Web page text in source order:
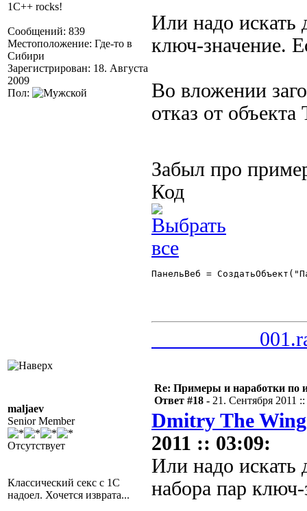
1C++ rocks!
Сообщений: 839
Местоположение: Где-то в
Сибири
Зарегистрирован: 18. Августа
2009
Пол:
Или надо искать
ключ-значение.
Во вложении
отказ от объекта
Забыл про
Код
ПанельВеб =
maljaev
Senior Member
Отсутствует
Классический секс с 1С
надоел. Хочется изврата...
Re: Примеры и наработки по
Ответ #18 - 21. Сентября 2011
Dmitry The
2011 :: 03:09:
Или надо искать
набора пар